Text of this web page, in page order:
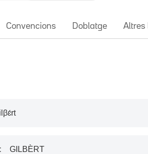
Convencions Doblatge Altres
: GILBÈRT